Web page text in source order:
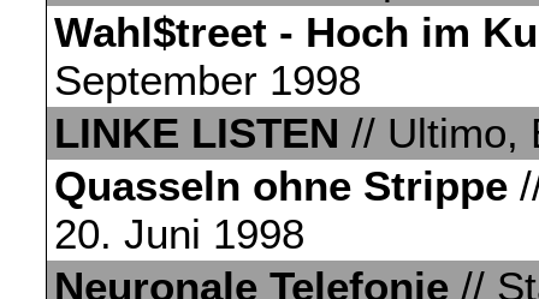
Wahl$treet - Hoch im
September 1998
LINKE LISTEN // Ultimo,
Quasseln ohne Strippe
20. Juni 1998
Neuronale Telefonie //